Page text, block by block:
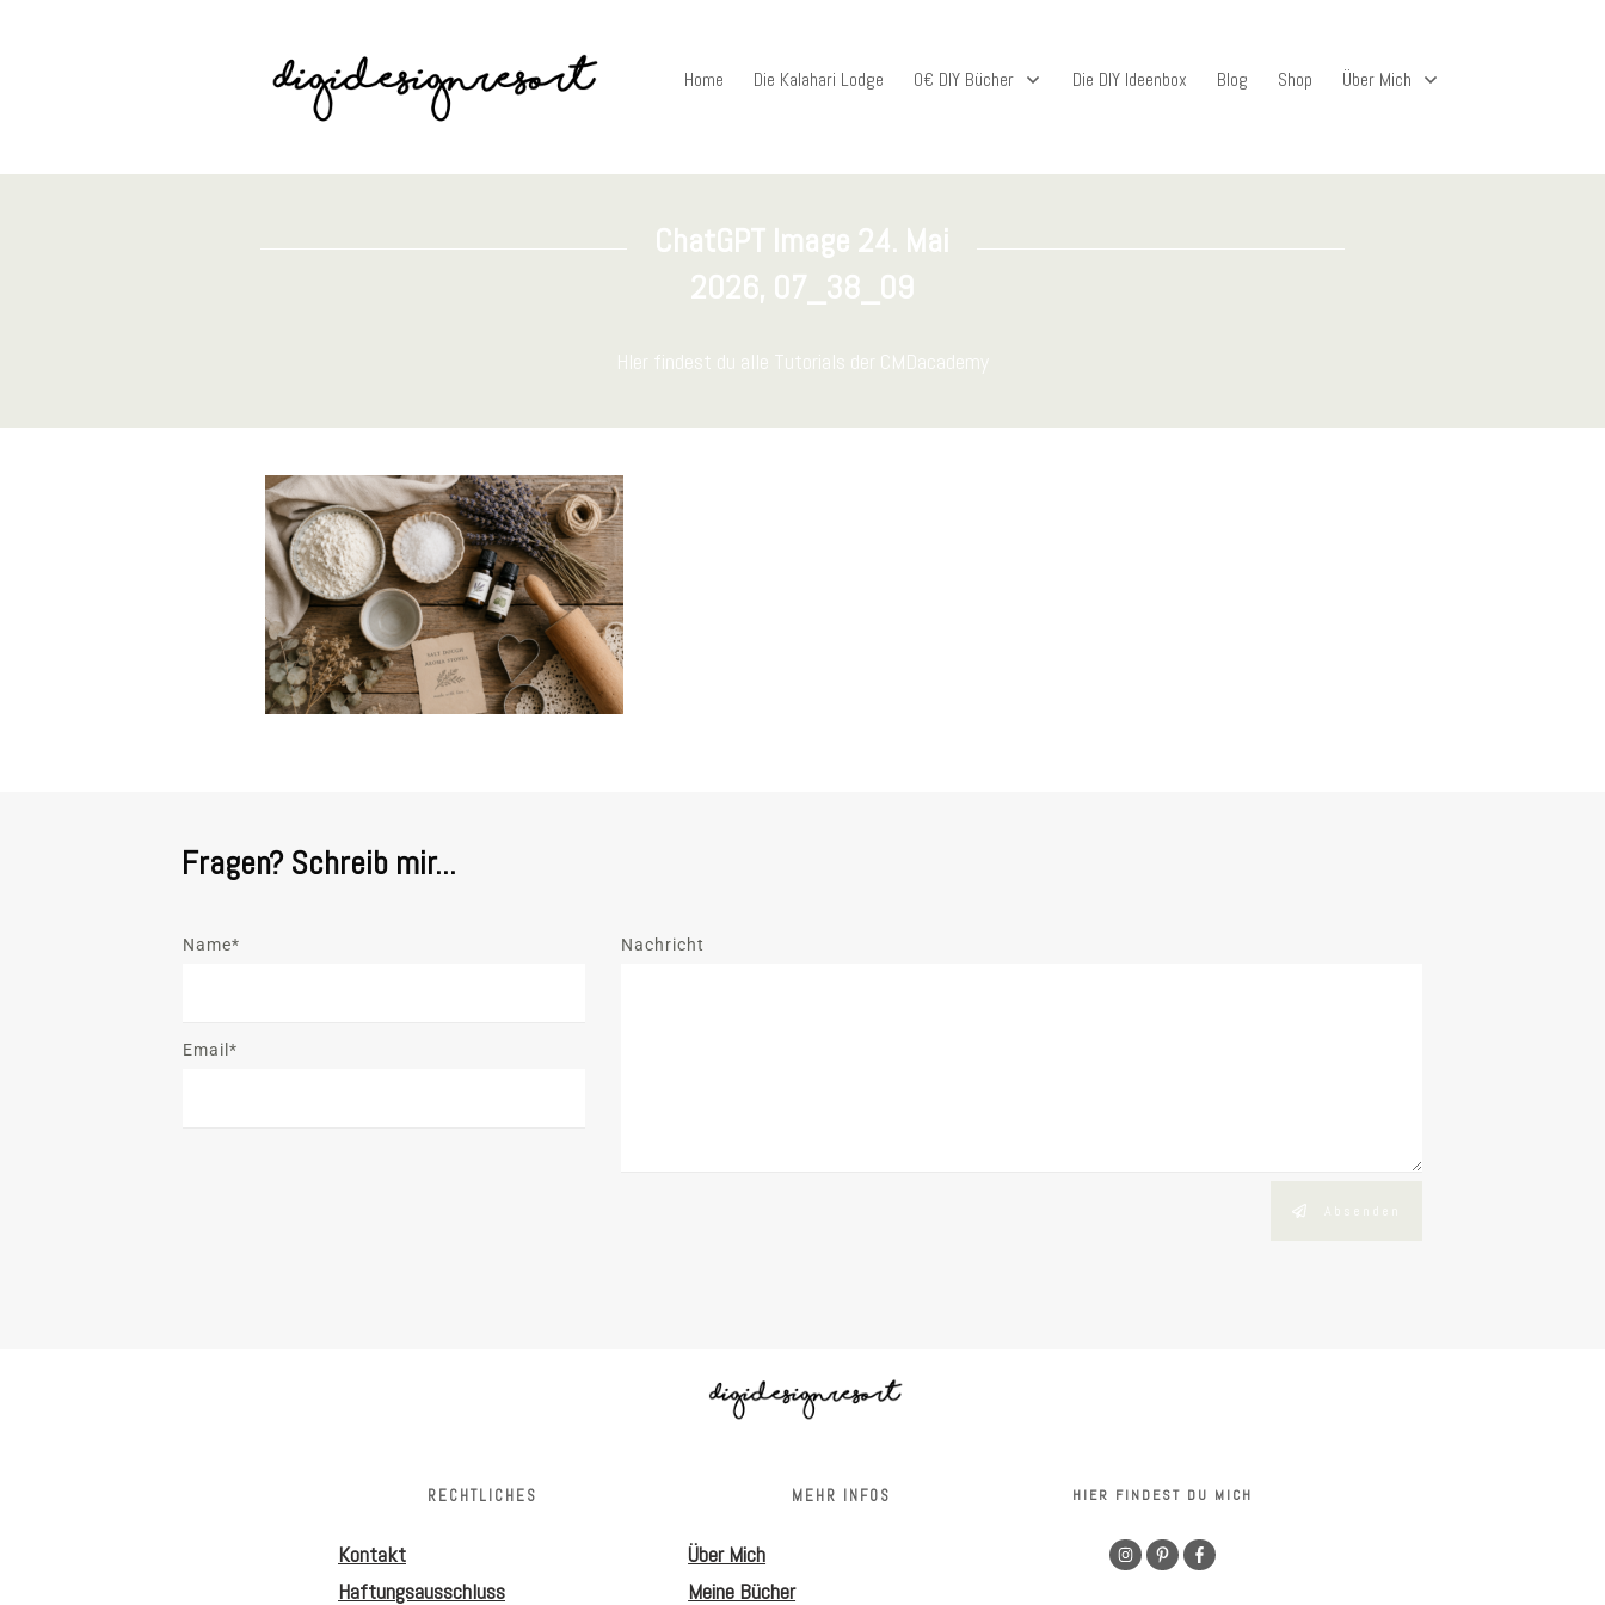
Home Die Kalahari Lodge 0€ DIY Bücher Die DIY Ideenbox Blog Shop Über Mich
ChatGPT Image 24. Mai
2026, 07_38_09
HIer findest du alle Tutorials der CMDacademy
Fragen? Schreib mir...
Name*
Email*
Nachricht
RECHTLICHES
Kontakt
Haftungsausschluss
MEHR INFOS
Über Mich
Meine Bücher
HIER FINDEST DU MICH